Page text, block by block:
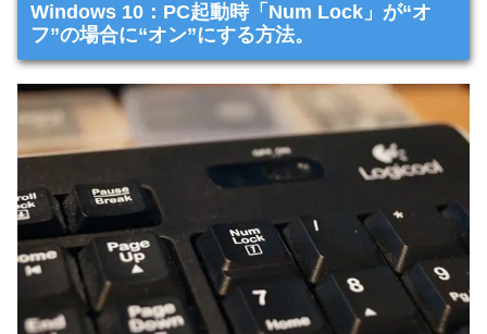
Windows 10：PC起動時「Num Lock」が“オ
フ”の場合に“オン”にする方法。